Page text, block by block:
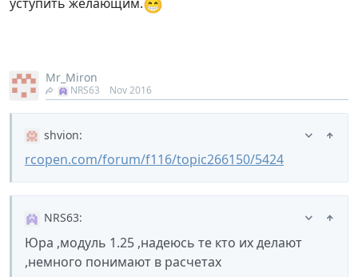
😁
Mr_Miron
NRS63 Nov 2016
shvion:
rcopen.com/forum/f116/topic266150/5424
NRS63:
Юра ,модуль 1.25 ,надеюсь те кто их делают
,немного понимают в расчетах